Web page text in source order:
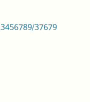
37679